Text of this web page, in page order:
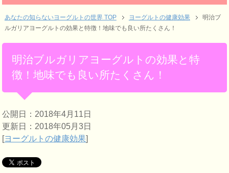
あなたの知らないヨーグルトの世界 TOP ヨーグルトの健康効果
明治ブ
ルガリアヨーグルトの効果と特徴！地味でも良い所たくさん！
明治ブルガリアヨーグルトの効果と特
徴！地味でも良い所たくさん！
公開日：2018年4月11日
更新日：2018年05月3日
[ヨーグルトの健康効果]